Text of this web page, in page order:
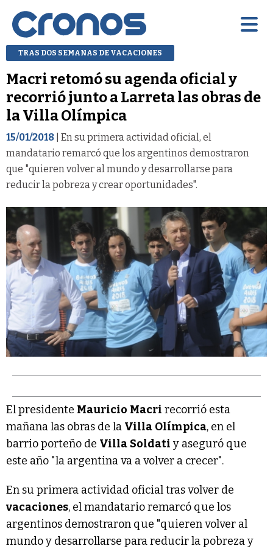
TRAS DOS SEMANAS DE VACACIONES
Macri retomó su agenda oficial y
recorrió junto a Larreta las obras de
la Villa Olímpica
15/01/2018 | En su primera actividad oficial, el
mandatario remarcó que los argentinos demostraron
que "quieren volver al mundo y desarrollarse para
reducir la pobreza y crear oportunidades".
El presidente Mauricio Macri recorrió esta
mañana las obras de la Villa Olímpica, en el
barrio porteño de Villa Soldati y aseguró que
este año "la argentina va a volver a crecer".
En su primera actividad oficial tras volver de
vacaciones, el mandatario remarcó que los
argentinos demostraron que "quieren volver al
mundo y desarrollarse para reducir la pobreza y